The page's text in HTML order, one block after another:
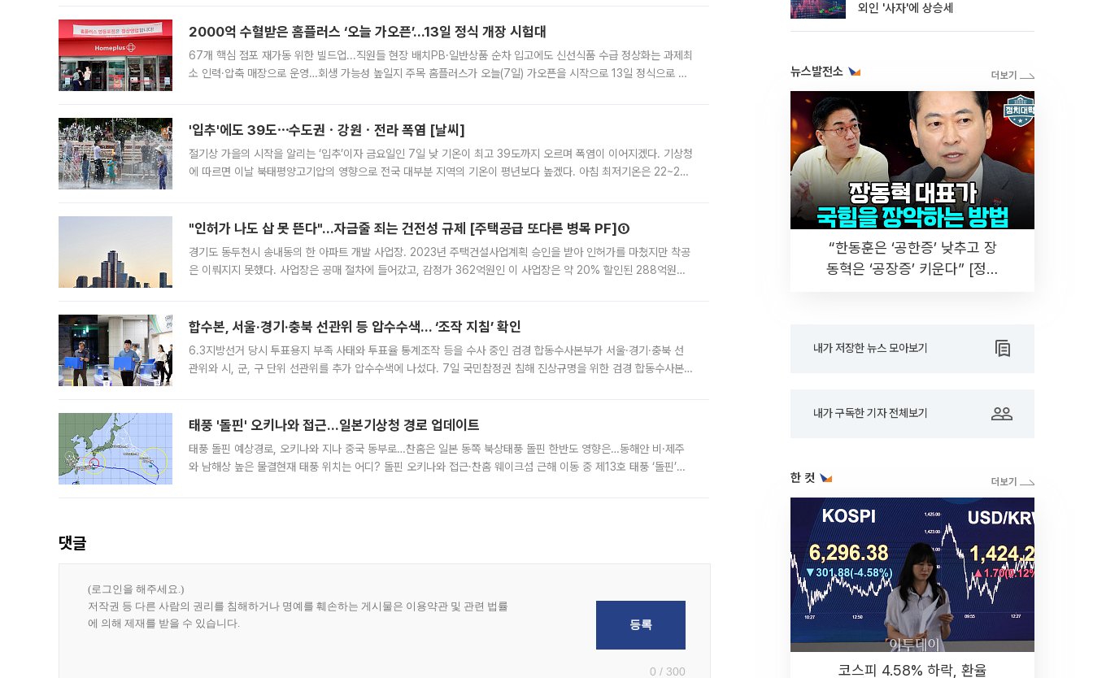
2000억 수혈받은 홈플러스 ‘오늘 가오픈’...13일 정식 개장 시험대
67개 핵심 점포 재가동 위한 빌드업...직원들 현장 배치PB·일반상품 순차 입고에도 신선식품 수급 정상화는 과제최
소 인력·압축 매장으로 운영…회생 가능성 높일지 주목 홈플러스가 오늘(7일) 가오픈을 시작으로 13일 정식으로 재
'입추'에도 39도⋯수도권ㆍ강원ㆍ전라 폭염 [날씨]
절기상 가을의 시작을 알리는 ‘입추’이자 금요일인 7일 낮 기온이 최고 39도까지 오르며 폭염이 이어지겠다. 기상청
에 따르면 이날 북태평양고기압의 영향으로 전국 대부분 지역의 기온이 평년보다 높겠다. 아침 최저기온은 22~27
"인허가 나도 삽 못 뜬다"…자금줄 죄는 건전성 규제 [주택공급 또다른 병목 PF]①
경기도 동두천시 송내동의 한 아파트 개발 사업장. 2023년 주택건설사업계획 승인을 받아 인허가를 마쳤지만 착공
은 이뤄지지 못했다. 사업장은 공매 절차에 들어갔고, 감정가 362억원인 이 사업장은 약 20% 할인된 288억원에
합수본, 서울·경기·충북 선관위 등 압수수색… ‘조작 지침’ 확인
6.3지방선거 당시 투표용지 부족 사태와 투표율 통계조작 등을 수사 중인 검경 합동수사본부가 서울·경기·충북 선
관위와 시, 군, 구 단위 선관위를 추가 압수수색에 나섰다. 7일 국민참정권 침해 진상규명을 위한 검경 합동수사본
태풍 '돌핀' 오키나와 접근…일본기상청 경로 업데이트
태풍 돌핀 예상경로, 오키나와 지나 중국 동부로…찬홈은 일본 동쪽 북상태풍 돌핀 한반도 영향은…동해안 비·제주
와 남해상 높은 물결현재 태풍 위치는 어디? 돌핀 오키나와 접근·찬홈 웨이크섬 근해 이동 중 제13호 태풍 ‘돌핀’이
댓글
0 / 300
외인 '사자'에 상승세
뉴스발전소
“한동훈은 ‘공한증’ 낮추고 장
동혁은 ‘공장증’ 키운다” [정치
내가 저장한 뉴스 모아보기
내가 구독한 기자 전체보기
한 컷
코스피 4.58% 하락, 환율